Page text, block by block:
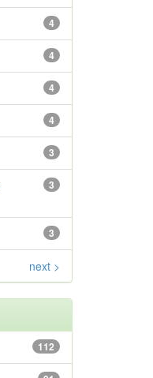
4
4
4
4
3
3
3
next >
112